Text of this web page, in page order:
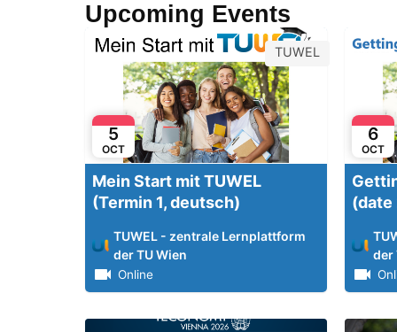
Upcoming Events
TUWEL
5
OCT
Mein Start mit TUWEL
(Termin 1, deutsch)
TUWEL - zentrale Lernplattform
der TU Wien
Online
6
OCT
(date
der